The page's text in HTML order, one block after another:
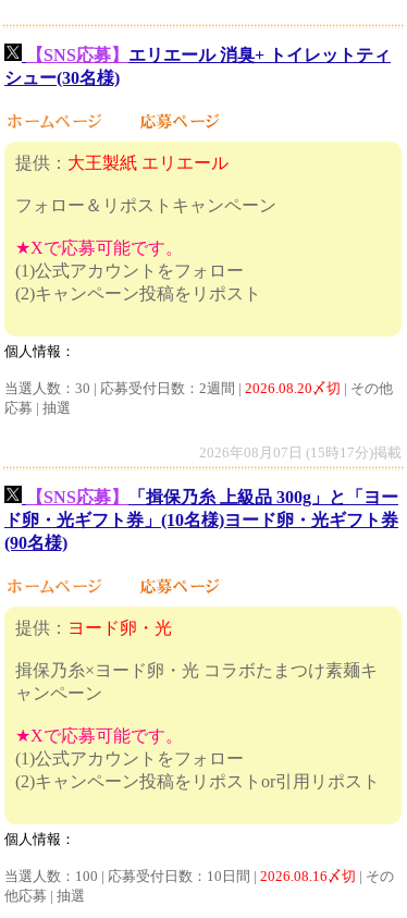
【SNS応募】 エリエール 消臭+ トイレットティ
シュー(30名様)
提供： 大王製紙 エリエール
フォロー＆リポストキャンペーン
★Xで応募可能です。
(1)公式アカウントをフォロー
(2)キャンペーン投稿をリポスト
個人情報：
当選人数：30 | 応募受付日数：2週間 | 2026.08.20〆切 | その他
応募 | 抽選
2026年08月07日 (15時17分)掲載
【SNS応募】
「揖保乃糸 上級品 300g」と「ヨー
ド卵・光ギフト券」(10名様)ヨード卵・光ギフト券
(90名様)
提供： ヨード卵・光
揖保乃糸×ヨード卵・光 コラボたまつけ素麺キ
ャンペーン
★Xで応募可能です。
(1)公式アカウントをフォロー
(2)キャンペーン投稿をリポストor引用リポスト
個人情報：
当選人数：100 | 応募受付日数：10日間 | 2026.08.16〆切 | その
他応募 | 抽選